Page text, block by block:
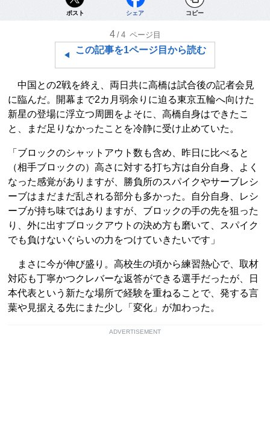
ポスト シェア コピー
4 /4 ページ目
この記事を1ページ目から読む
中国との2戦を終え、両日共に高橋は試合後の記者会見
に臨んだ。開幕まで2カ月弱余りに迫る東京五輪へ向けた
新星の登場に浮立つ周囲をよそに、高橋自身はできたこ
と、まだ足りなかったことを冷静に受け止めていた。
「ブロックのシャットアウト数も含め、昨日に比べると
（相手ブロックの）高さに対する打ち方は自分自身、よく
なった感覚がありますが、勝負所のスパイクやサーブレシ
ーブはまだまだ乱される部分も多かった。自分自身、レシ
ーブが持ち味ではありますが、ブロックの手の先を狙った
り、外に出すブロックアウトの決め方も磨いて、スパイク
でも負けないぐらいの力をつけていきたいです」
まさに今が伸び盛り。高校生の頃から練習熱心で、取材
対応も丁寧かつクレバーな返答ができる選手だったが、日
本代表という新たな場所で経験を重ねることで、発する言
葉や見据える先にまた少し「変化」が加わった。
ADVERTISEMENT